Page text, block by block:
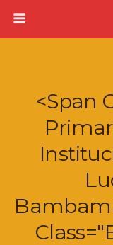
<span